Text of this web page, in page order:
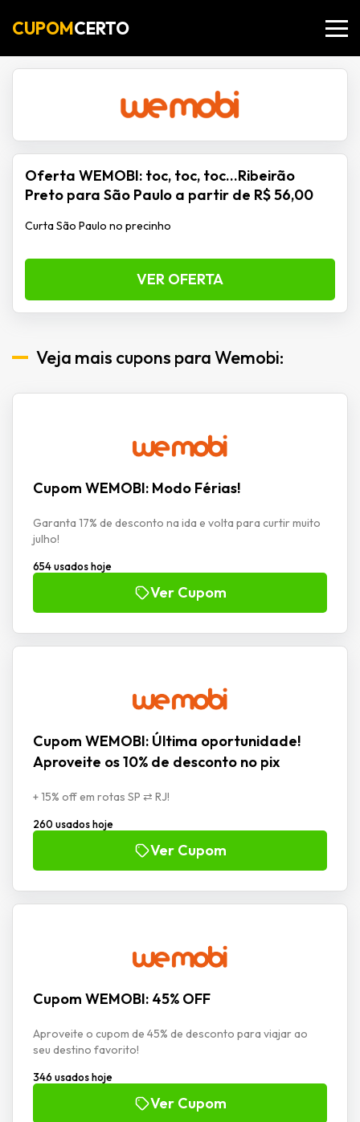
CUPOMCERTO
Oferta WEMOBI: toc, toc, toc…Ribeirão
Preto para São Paulo a partir de R$ 56,00
Curta São Paulo no precinho
VER OFERTA
Veja mais cupons para Wemobi:
Cupom WEMOBI: Modo Férias!
Garanta 17% de desconto na ida e volta para curtir muito
julho!
654 usados hoje
Ver Cupom
Cupom WEMOBI: Última oportunidade!
Aproveite os 10% de desconto no pix
+ 15% off em rotas SP ⇄ RJ!
260 usados hoje
Ver Cupom
Cupom WEMOBI: 45% OFF
Aproveite o cupom de 45% de desconto para viajar ao
seu destino favorito!
346 usados hoje
Ver Cupom